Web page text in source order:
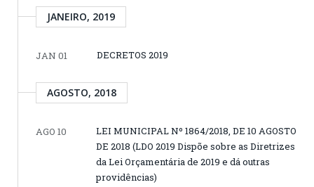
JANEIRO, 2019
JAN 01 DECRETOS 2019
AGOSTO, 2018
AGO 10
LEI MUNICIPAL Nº 1864/2018, DE 10 AGOSTO
DE 2018 (LDO 2019 Dispõe sobre as Diretrizes
da Lei Orçamentária de 2019 e dá outras
providências)